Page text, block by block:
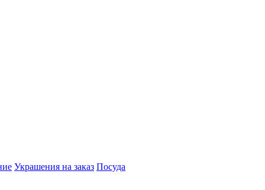
Украшения на заказ Посуда